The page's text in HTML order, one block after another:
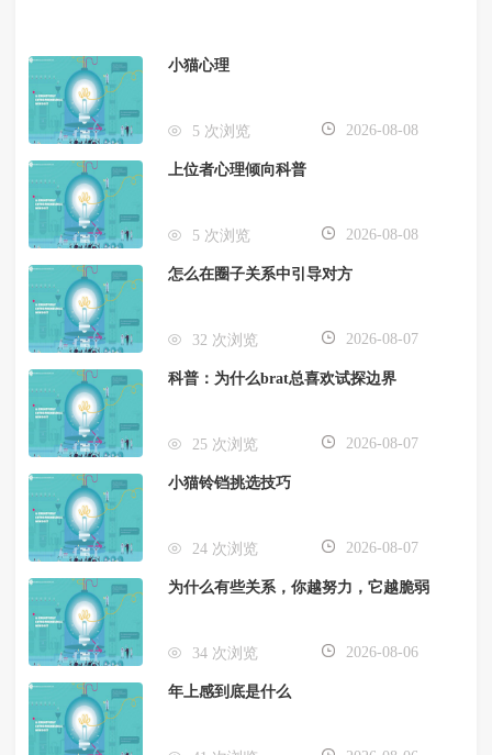
小猫心理
5 次浏览 2026-08-08
上位者心理倾向科普
5 次浏览 2026-08-08
怎么在圈子关系中引导对方
32 次浏览 2026-08-07
科普：为什么brat总喜欢试探边界
25 次浏览 2026-08-07
小猫铃铛挑选技巧
24 次浏览 2026-08-07
为什么有些关系，你越努力，它越脆弱
34 次浏览 2026-08-06
年上感到底是什么